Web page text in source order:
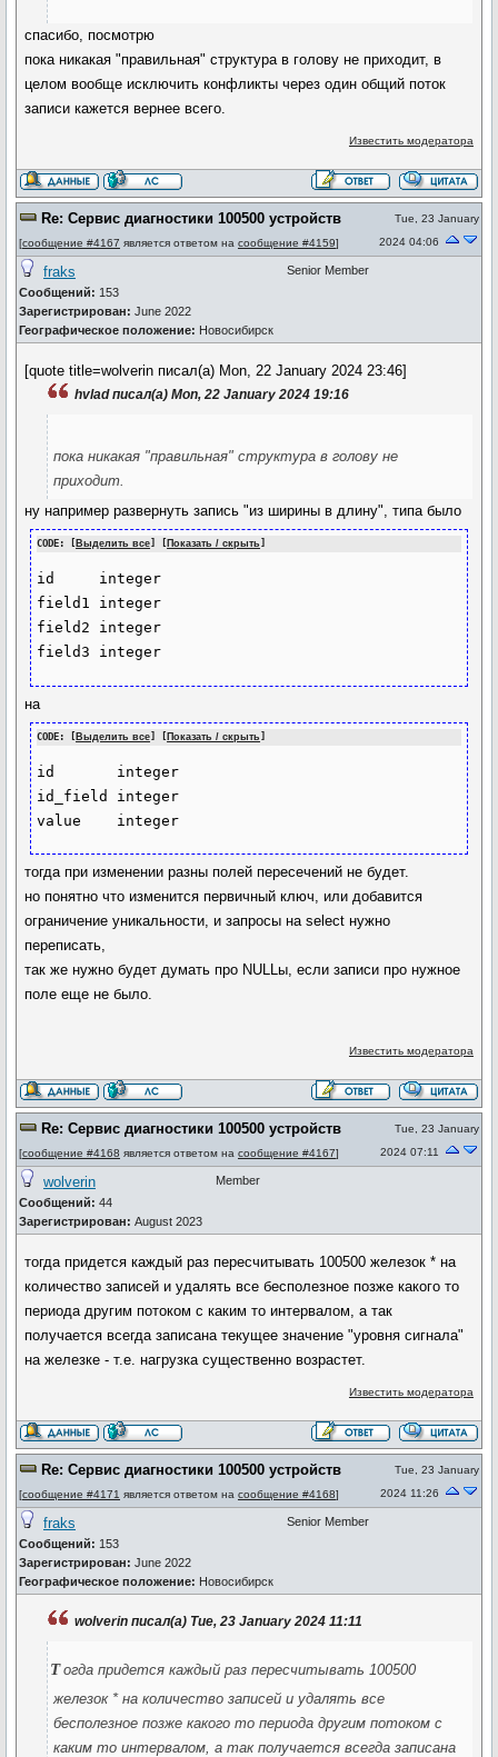
спасибо, посмотрю
пока никакая "правильная" структура в голову не приходит, в
целом вообще исключить конфликты через один общий поток
записи кажется вернее всего.
Известить модератора
Re: Сервис диагностики 100500 устройств
[сообщение #4167 является ответом на сообщение #4159]
Tue, 23 January
2024 04:06
fraks
Сообщений: 153
Зарегистрирован: June 2022
Географическое положение: Новосибирск
Senior Member
[quote title=wolverin писал(а) Mon, 22 January 2024 23:46]
hvlad писал(а) Mon, 22 January 2024 19:16
пока никакая "правильная" структура в голову не
приходит.
ну например развернуть запись "из ширины в длину", типа было
CODE: [ Выделить все] [ Показать / скрыть ]
id     integer
field1 integer
field2 integer
на
CODE: [ Выделить все Показать / скрыть
id       integer
id_field integer
тогда при изменении разны полей пересечений не будет.
но понятно что изменится первичный ключ, или добавится
ограничение уникальности, и запросы на select нужно
переписать,
так же нужно будет думать про NULLы, если записи про нужное
поле еще не было.
Известить модератора
Re: Сервис диагностики 100500 устройств
[сообщение #4168 является ответом на сообщение #4167]
Tue, 23 January
2024 07:11
wolverin
Сообщений: 44
Зарегистрирован: August 2023
Member
тогда придется каждый раз пересчитывать 100500 железок * на
количество записей и удалять все бесполезное позже какого то
периода другим потоком с каким то интервалом, а так
получается всегда записана текущее значение "уровня сигнала"
на железке - т.е. нагрузка существенно возрастет.
Известить модератора
Re: Сервис диагностики 100500 устройств
[сообщение #4171 является ответом на сообщение #4168]
Tue, 23 January
2024 11:26
fraks
Сообщений: 153
Зарегистрирован: June 2022
Географическое положение: Новосибирск
Senior Member
wolverin писал(а) Tue, 23 January 2024 11:11
тогда придется каждый раз пересчитывать 100500
железок * на количество записей и удалять все
бесполезное позже какого то периода другим потоком с
каким то интервалом, а так получается всегда записана